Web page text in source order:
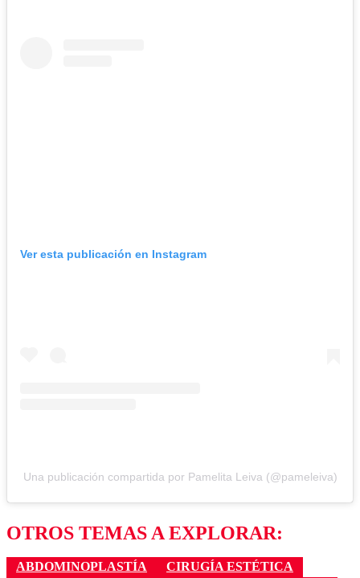
Ver esta publicación en Instagram
Una publicación compartida por Pamelita Leiva (@pameleiva)
OTROS TEMAS A EXPLORAR:
ABDOMINOPLASTÍA
CIRUGÍA ESTÉTICA